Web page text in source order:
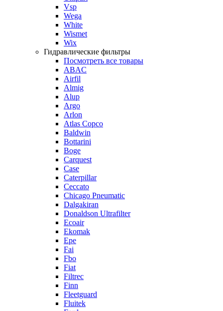
Vsp
Wega
White
Wismet
Wix
Гидравлические фильтры
Посмотреть все товары
ABAC
Airfil
Almig
Alup
Argo
Arlon
Atlas Copco
Baldwin
Bottarini
Boge
Carquest
Case
Caterpillar
Ceccato
Chicago Pneumatic
Dalgakiran
Donaldson Ultrafilter
Ecoair
Ekomak
Epe
Fai
Fbo
Fiat
Filtrec
Finn
Fleetguard
Fluitek